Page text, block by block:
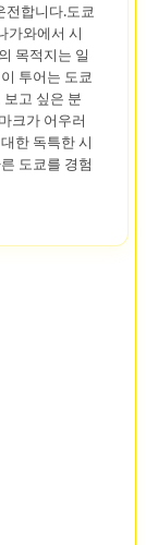
전합니다.도쿄
가와에서 시
목적지는 일
투어는 도쿄
고 싶은 분
크가 어우러
한 독특한 시
도쿄를 경험